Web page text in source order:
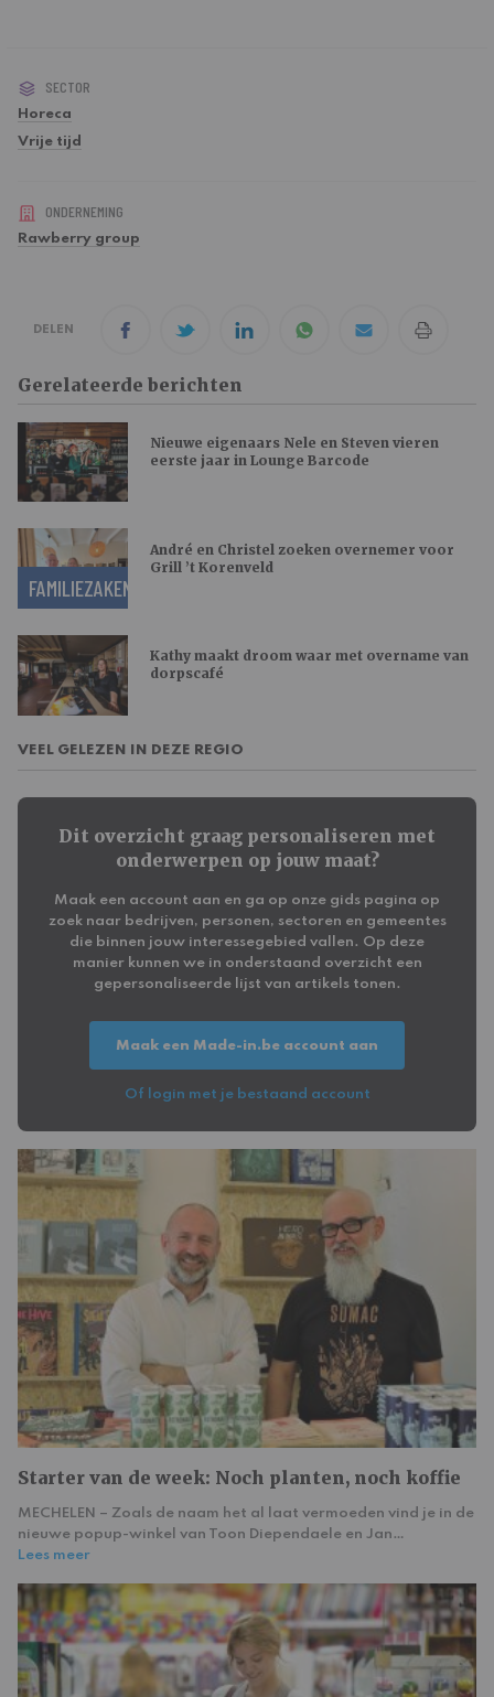
SECTOR
Horeca
Vrije tijd
ONDERNEMING
Rawberry group
DELEN
Gerelateerde berichten
Nieuwe eigenaars Nele en Steven vieren
eerste jaar in Lounge Barcode
FAMILIEZAKEN
André en Christel zoeken overnemer voor
Grill ’t Korenveld
Kathy maakt droom waar met overname van
dorpscafé
VEEL GELEZEN IN DEZE REGIO
Dit overzicht graag personaliseren met
onderwerpen op jouw maat?
Maak een account aan en ga op onze gids pagina op
zoek naar bedrijven, personen, sectoren en gemeentes
die binnen jouw interessegebied vallen. Op deze
manier kunnen we in onderstaand overzicht een
gepersonaliseerde lijst van artikels tonen.
Maak een Made-in.be account aan
Of login met je bestaand account
Starter van de week: Noch planten, noch koffie
MECHELEN – Zoals de naam het al laat vermoeden vind je in de
nieuwe popup-winkel van Toon Diependaele en Jan…
Lees meer